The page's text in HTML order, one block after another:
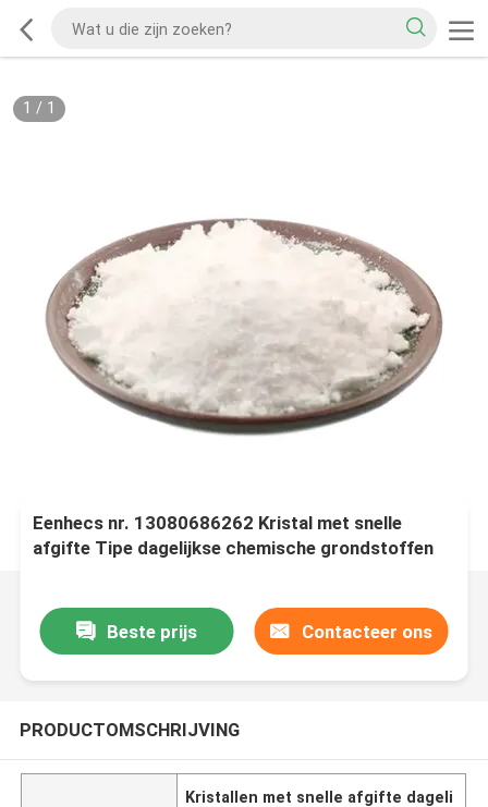
1 / 1
Eenhecs nr. 13080686262 Kristal met snelle
afgifte Tipe dagelijkse chemische grondstoffen
Beste prijs
Contacteer ons
PRODUCTOMSCHRIJVING
Kristallen met snelle afgifte dageli